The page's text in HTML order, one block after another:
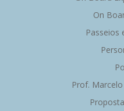
On
Passeios
Prof.